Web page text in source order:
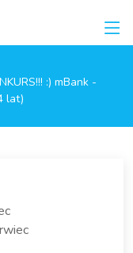
:) mBank -
lat)